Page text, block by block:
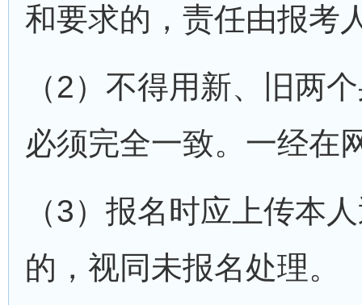
和要求的，责任由报考
（2）不得用新、旧两
必须完全一致。一经在
（3）报名时应上传本
的，视同未报名处理。